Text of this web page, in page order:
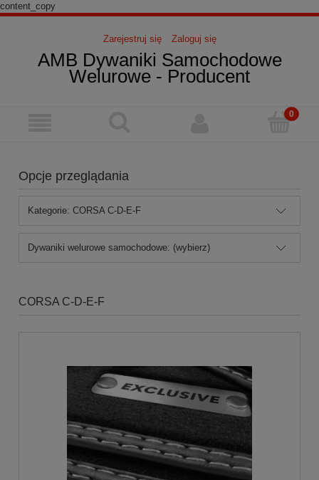
content_copy
Zarejestruj się Zaloguj się
AMB Dywaniki Samochodowe
Welurowe - Producent
Opcje przeglądania
Kategorie: CORSA C-D-E-F
Dywaniki welurowe samochodowe: (wybierz)
CORSA C-D-E-F